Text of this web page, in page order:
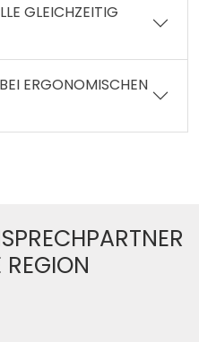
GLEICHZEITIG
ERGONOMISCHEN
REGION